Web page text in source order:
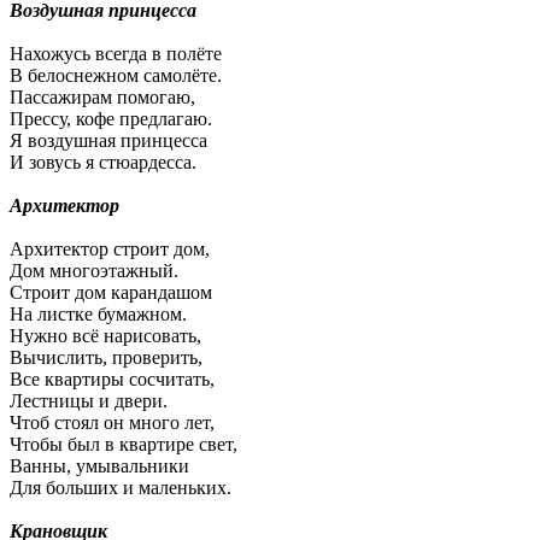
Воздушная принцесса
Нахожусь всегда в полёте
В белоснежном самолёте.
Пассажирам помогаю,
Прессу, кофе предлагаю.
Я воздушная принцесса
И зовусь я стюардесса.
Архитектор
Архитектор строит дом,
Дом многоэтажный.
Строит дом карандашом
На листке бумажном.
Нужно всё нарисовать,
Вычислить, проверить,
Все квартиры сосчитать,
Лестницы и двери.
Чтоб стоял он много лет,
Чтобы был в квартире свет,
Ванны, умывальники
Для больших и маленьких.
Крановщик